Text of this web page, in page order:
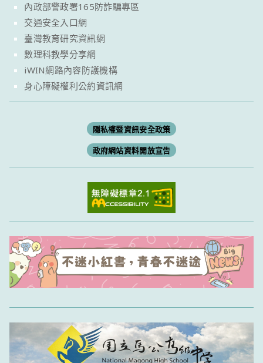
內政部警政署165防詐騙專區
交通安全入口網
臺灣教育研究資訊網
數理科教學分享網
iWIN網路內容防護機構
身心障礙權利公約資訊網
隱私權暨資訊安全政策
政府網站資料開放宣告